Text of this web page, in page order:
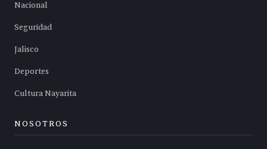
Nacional
Seguridad
Jalisco
Deportes
Cultura Nayarita
NOSOTROS